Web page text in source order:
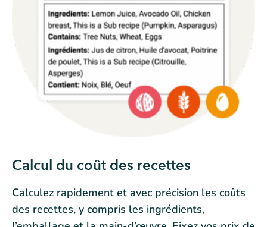
Calcul du coût des recettes
Calculez rapidement et avec précision les coûts
des recettes, y compris les ingrédients,